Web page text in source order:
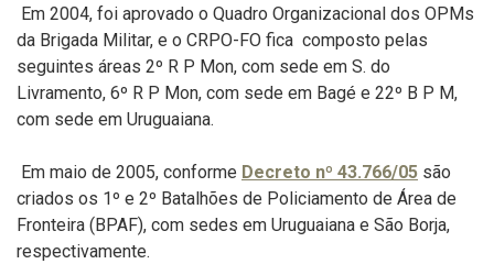
Em 2004, foi aprovado o Quadro Organizacional dos OPMs
da Brigada Militar, e o CRPO-FO fica composto pelas
seguintes áreas 2º R P Mon, com sede em S. do
Livramento, 6º R P Mon, com sede em Bagé e 22º B P M,
com sede em Uruguaiana.
Em maio de 2005, conforme Decreto nº 43.766/05 são
criados os 1º e 2º Batalhões de Policiamento de Área de
Fronteira (BPAF), com sedes em Uruguaiana e São Borja,
respectivamente.